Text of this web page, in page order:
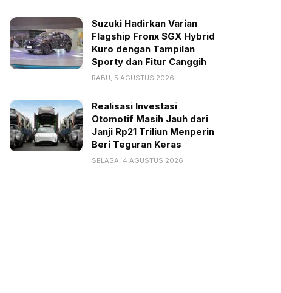
Suzuki Hadirkan Varian
Flagship Fronx SGX Hybrid
Kuro dengan Tampilan
Sporty dan Fitur Canggih
RABU, 5 AGUSTUS 2026
Realisasi Investasi
Otomotif Masih Jauh dari
Janji Rp21 Triliun Menperin
Beri Teguran Keras
SELASA, 4 AGUSTUS 2026